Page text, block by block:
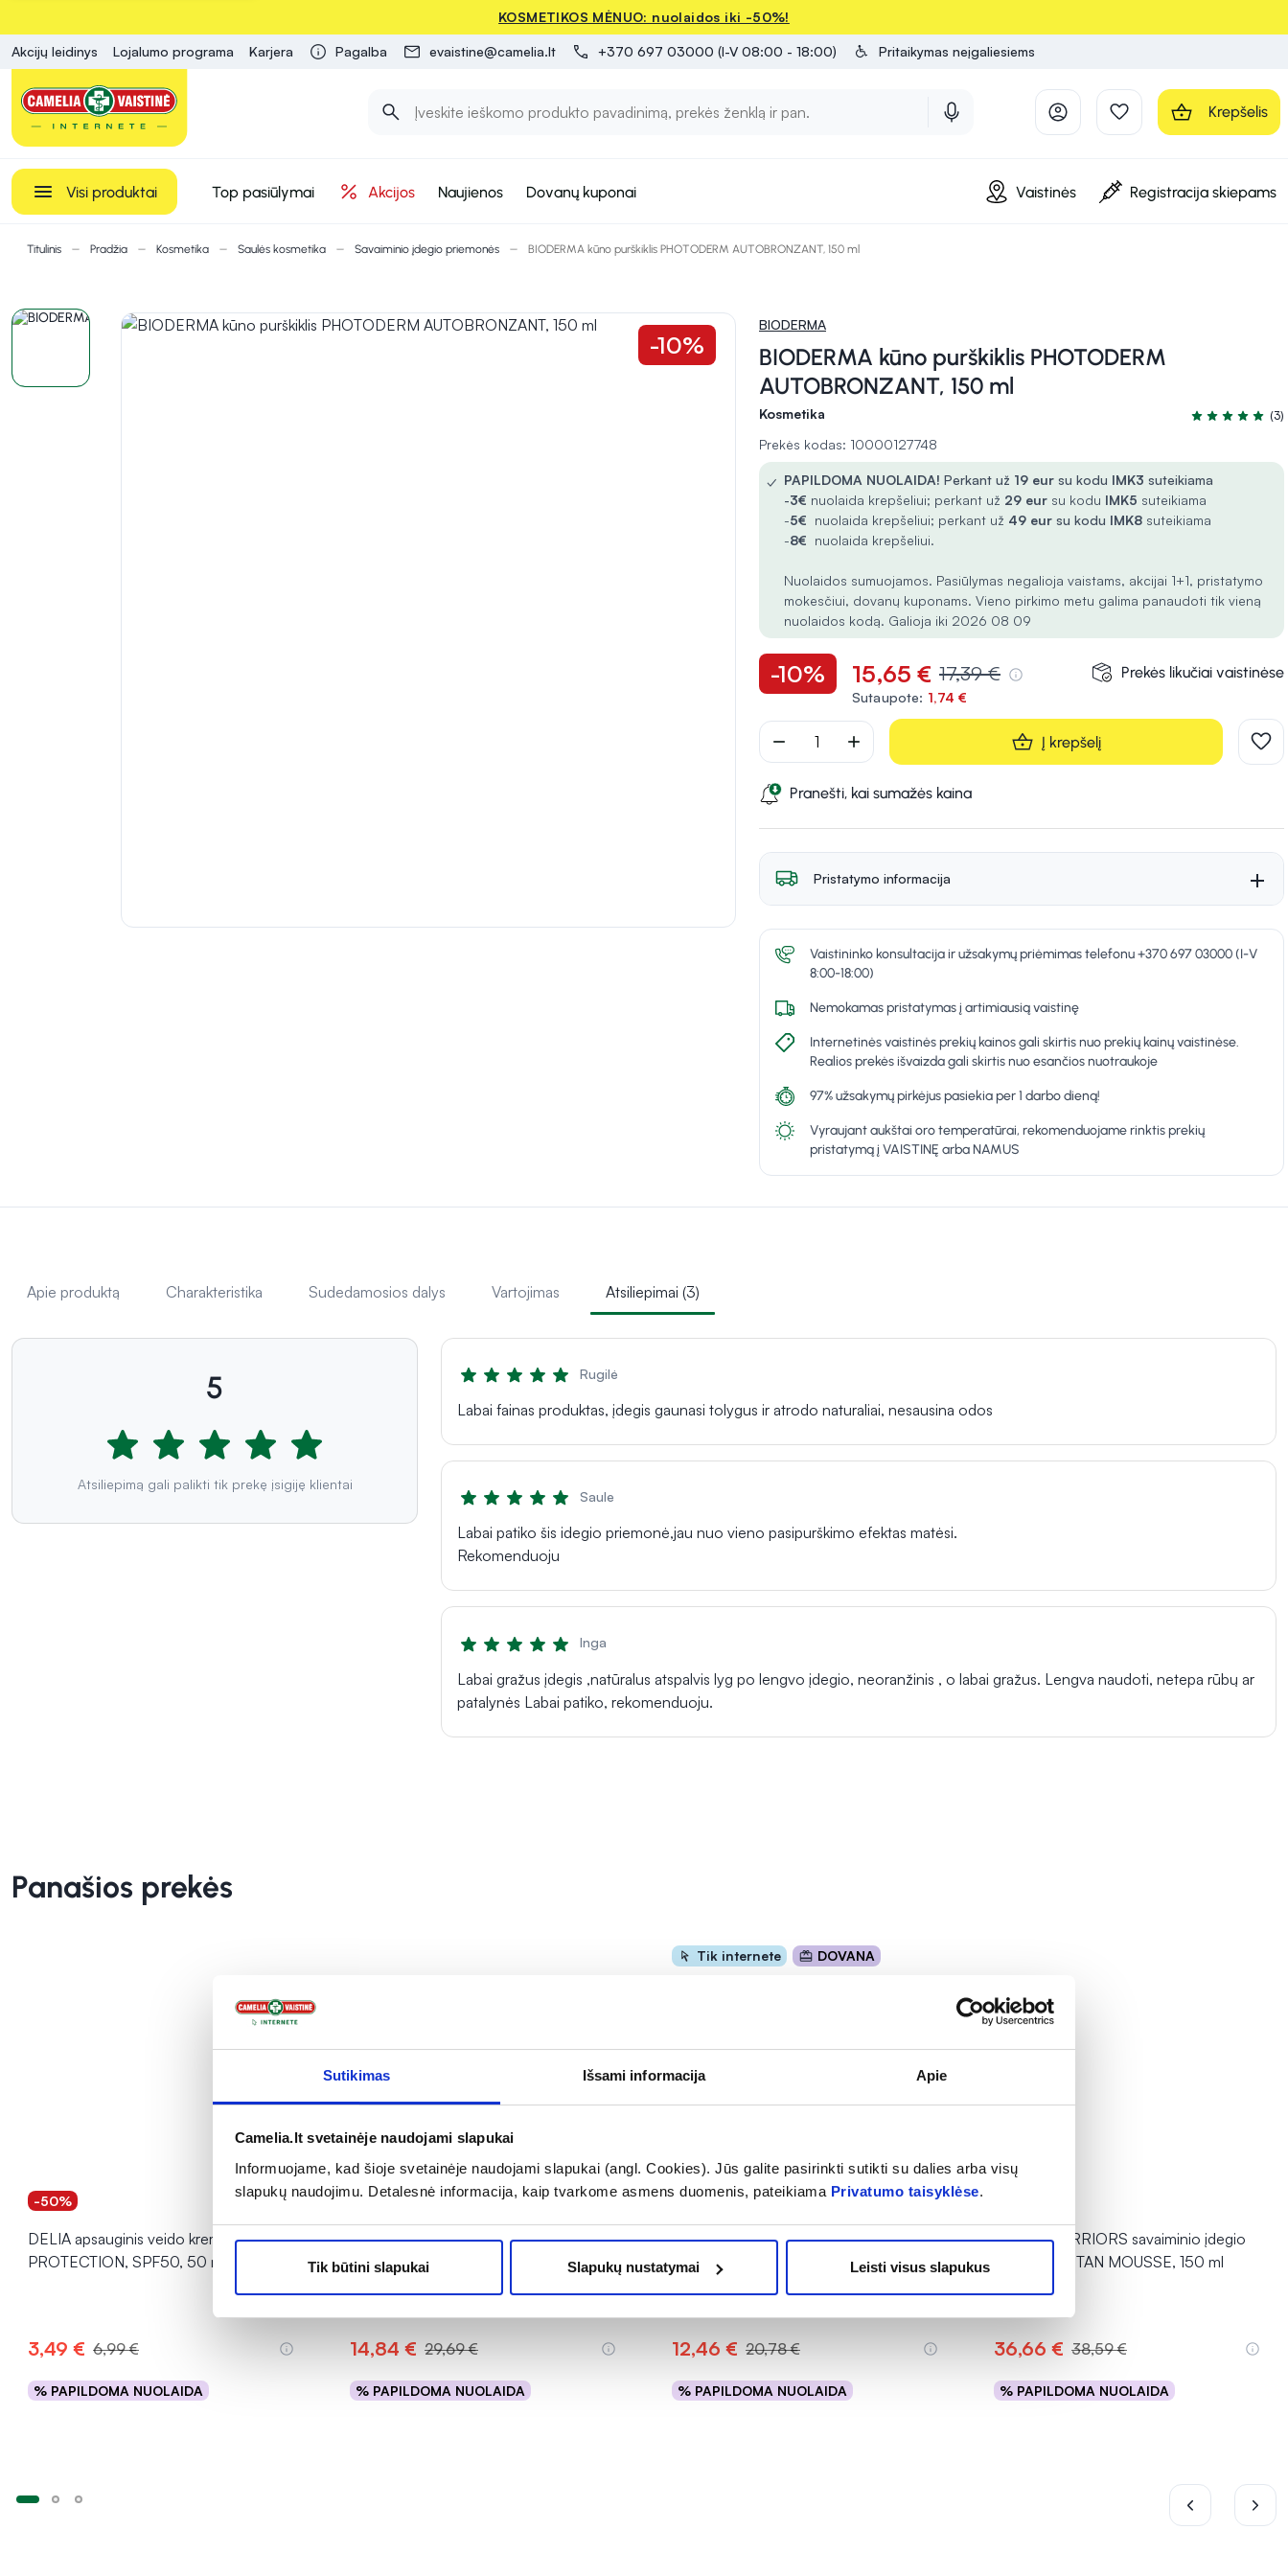
Sutikimas Išsami informacija Apie
Camelia.lt svetainėje naudojami slapukai
Informuojame, kad šioje svetainėje naudojami slapukai (angl. Cookies). Jūs galite pasirinkti sutikti su dalies arba visų
slapukų naudojimu. Detalesnė informacija, kaip tvarkome asmens duomenis, pateikiama Privatumo taisyklėse.
Tik būtini slapukai Slapukų nustatymai Leisti visus slapukus
KOSMETIKOS MĖNUO: nuolaidos iki -50%!
Akcijų leidinys Lojalumo programa Karjera Pagalba evaistine@camelia.lt +370 697 03000 (I-V 08:00 - 18:00) Pritaikymas neįgaliesiems
Krepšelis
Visi produktai Top pasiūlymai Akcijos Naujienos Dovanų kuponai Vaistinės Registracija skiepams
Titulinis Pradžia Kosmetika Saulės kosmetika Savaiminio įdegio priemonės BIODERMA kūno purškiklis PHOTODERM AUTOBRONZANT, 150 ml
-10%
BIODERMA
BIODERMA kūno purškiklis PHOTODERM
AUTOBRONZANT, 150 ml
Kosmetika
Įvertinimas
(3)
Prekės kodas: 10000127748
✓ PAPILDOMA NUOLAIDA! Perkant už 19 eur su kodu IMK3 suteikiama
-3€ nuolaida krepšeliui; perkant už 29 eur su kodu IMK5 suteikiama
-5€ nuolaida krepšeliui; perkant už 49 eur su kodu IMK8 suteikiama
-8€ nuolaida krepšeliui.
Nuolaidos sumuojamos. Pasiūlymas negalioja vaistams, akcijai 1+1, pristatymo
mokesčiui, dovanų kuponams. Vieno pirkimo metu galima panaudoti tik vieną
nuolaidos kodą. Galioja iki 2026 08 09
-10% 15,65 € 17,39 €
Sutaupote: 1,74 €
Prekės likučiai vaistinėse
remove add Į krepšelį
Pranešti, kai sumažės kaina
Pristatymo informacija
Vaistininko konsultacija ir užsakymų priėmimas telefonu +370 697 03000 (I-V
8:00-18:00)
Nemokamas pristatymas į artimiausią vaistinę
Internetinės vaistinės prekių kainos gali skirtis nuo prekių kainų vaistinėse.
Realios prekės išvaizda gali skirtis nuo esančios nuotraukoje
97% užsakymų pirkėjus pasiekia per 1 darbo dieną!
Vyraujant aukštai oro temperatūrai, rekomenduojame rinktis prekių
pristatymą į VAISTINĘ arba NAMUS
Apie produktą Charakteristika Sudedamosios dalys Vartojimas Atsiliepimai (3)
5
Atsiliepimą gali palikti tik prekę įsigiję klientai
Rugilė
Labai fainas produktas, įdegis gaunasi tolygus ir atrodo naturaliai, nesausina odos
Saule
Labai patiko šis idegio priemonė,jau nuo vieno pasipurškimo efektas matėsi.
Rekomenduoju
Inga
Labai gražus įdegis ,natūralus atspalvis lyg po lengvo įdegio, neoranžinis , o labai gražus. Lengva naudoti, netepa rūbų ar
patalynės Labai patiko, rekomenduoju.
Panašios prekės
-50%
DELIA apsauginis veido kremas SUN
PROTECTION, SPF50, 50 ml
3,49 € 6,99 €
% PAPILDOMA NUOLAIDA
Į krepšelį
-50% Naujiena
AUSTRALIAN GOLD veido ir kūno
bronziniai lašai BRONZING DROPS, 30
Įvertinimas 1.0 iš 5
14,84 € 29,69 €
% PAPILDOMA NUOLAIDA
Į krepšelį
Tik internete DOVANA
-40%
URIAGE veido ir kūno savaiminio įdegio
purškalas BARIESUN
12,46 € 20,78 €
% PAPILDOMA NUOLAIDA
Į krepšelį
THREE WARRIORS savaiminio įdegio
putos SELF TAN MOUSSE, 150 ml
36,66 € 38,59 €
% PAPILDOMA NUOLAIDA
Į krepšelį